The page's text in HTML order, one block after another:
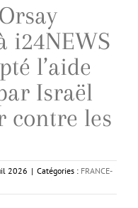
i24NEWS
l’aide
Israël
contre les
2026 | Catégories : FRANCE-